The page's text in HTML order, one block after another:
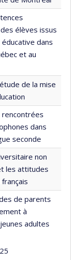
élèves issus
dans
et au
de la mise
rencontrées
dans
seconde
non
les attitudes
de parents
à
adultes